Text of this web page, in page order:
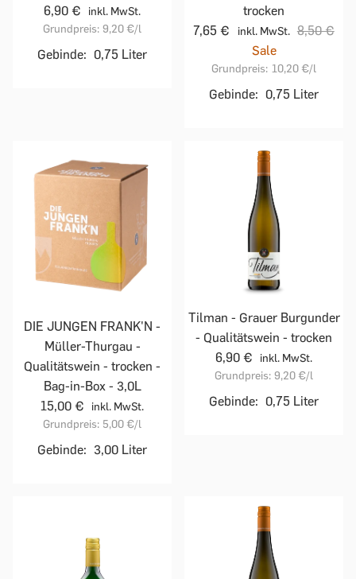
6,90 €
inkl. MwSt.
Grundpreis: 9,20 €/l
Gebinde: 0,75 Liter
trocken
7,65 €
inkl. MwSt. 8,50 €
Sale
Grundpreis: 10,20 €/l
Gebinde: 0,75 Liter
DIE JUNGEN FRANK'N -
Müller-Thurgau -
Qualitätswein - trocken -
Bag-in-Box - 3,0L
15,00 €
inkl. MwSt.
Grundpreis: 5,00 €/l
Gebinde: 3,00 Liter
Tilman - Grauer Burgunder
- Qualitätswein - trocken
6,90 €
inkl. MwSt.
Grundpreis: 9,20 €/l
Gebinde: 0,75 Liter